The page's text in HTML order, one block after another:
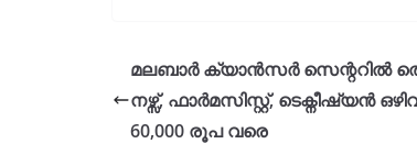
മലബാർ ക്യാൻസർ സെന്ററിൽ
നഴ്സ്, ഫാർമസിസ്റ്റ്, ടെക്നീഷ്യൻ
60,000 രൂപ വരെ